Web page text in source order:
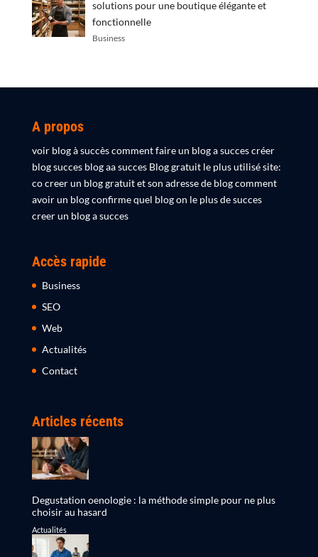
solutions pour une boutique élégante et
fonctionnelle
Business
A propos
voir blog à succès comment faire un blog a succes créer
blog succes blog aa succes Blog gratuit le plus utilisé site:
co creer un blog gratuit et son adresse de blog comment
avoir un blog confirme quel blog on le plus de succes
creer un blog a succes
Accès rapide
Business
SEO
Web
Actualités
Contact
Articles récents
Degustation oenologie : la méthode simple pour ne plus
choisir au hasard
Actualités